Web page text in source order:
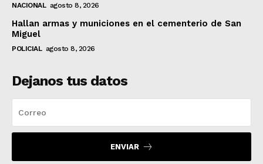
NACIONAL agosto 8, 2026
Hallan armas y municiones en el cementerio de San
Miguel
POLICIAL agosto 8, 2026
Dejanos tus datos
ENVIAR